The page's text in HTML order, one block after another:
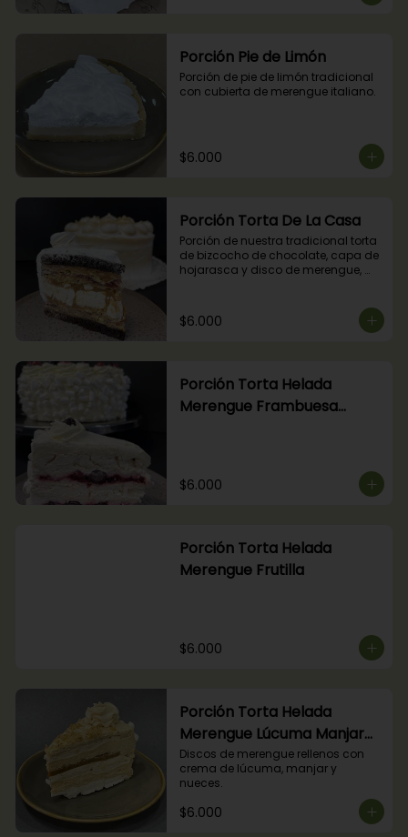
Porción Pie de Limón
Porción de pie de limón tradicional
con cubierta de merengue italiano.
$6.000
Porción Torta De La Casa
Porción de nuestra tradicional torta
de bizcocho de chocolate, capa de
hojarasca y disco de merengue,
$6.000
Porción Torta Helada
Merengue Frambuesa
$6.000
Porción Torta Helada
Merengue Frutilla
$6.000
Porción Torta Helada
Merengue Lúcuma Manjar
Nuez
Discos de merengue rellenos con
crema de lúcuma, manjar y
nueces.
$6.000